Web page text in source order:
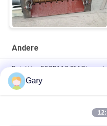
Andere
Behälter 50CBM 2.8M
Entwässerungsvibrierender
0.35mm
horizontale Art 90%
Gary